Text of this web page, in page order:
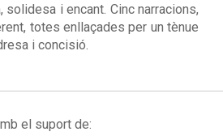
solidesa i encant. Cinc narracions,
totes enllaçades per un tènue
i concisió.
el suport de: